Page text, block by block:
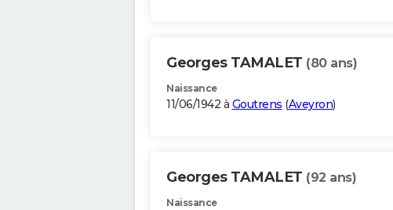
Georges TAMALET (80 ans)
Naissance
11/06/1942 à Goutrens (Aveyron)
Georges TAMALET (92 ans)
Naissance